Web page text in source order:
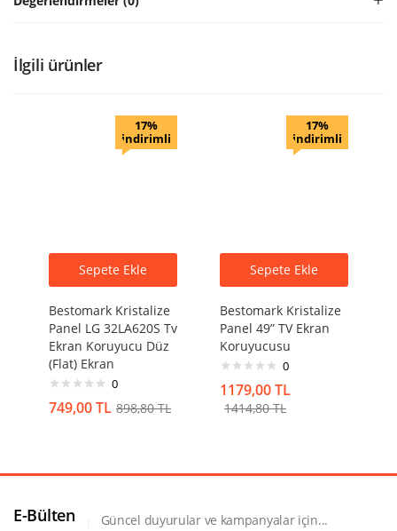
İlgili ürünler
17%
indirimli
Sepete Ekle
Bestomark Kristalize
Panel LG 32LA620S Tv
Ekran Koruyucu Düz
(Flat) Ekran
0
749,00TL 898,80TL
17%
indirimli
Sepete Ekle
Bestomark Kristalize
Panel 49” TV Ekran
Koruyucusu
0
1179,00TL
1414,80TL
E-Bülten Güncel duyurular ve kampanyalar için...